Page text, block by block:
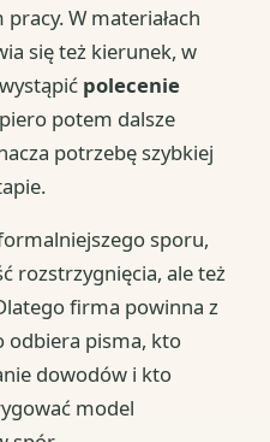
W materiałach
się też kierunek, w
polecenie
potem dalsze
potrzebę szybkiej
sporu,
rozstrzygnięcia, ale też
firma powinna z
odbiera pisma, kto
dowodów i kto
model